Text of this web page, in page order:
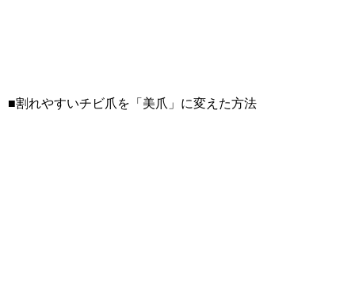
■割れやすいチビ爪を「美爪」に変えた方法